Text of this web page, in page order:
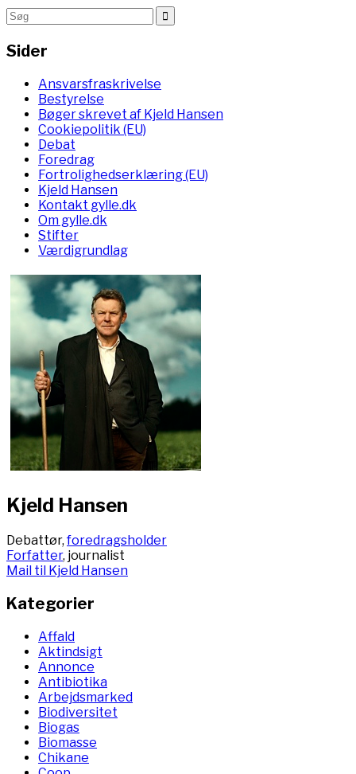
Sider
Ansvarsfraskrivelse
Bestyrelse
Bøger skrevet af Kjeld Hansen
Cookiepolitik (EU)
Debat
Foredrag
Fortrolighedserklæring (EU)
Kjeld Hansen
Kontakt gylle.dk
Om gylle.dk
Stifter
Værdigrundlag
Kjeld Hansen
Debattør,foredragsholder
Forfatter, journalist
Mail til Kjeld Hansen
Kategorier
Affald
Aktindsigt
Annonce
Antibiotika
Arbejdsmarked
Biodiversitet
Biogas
Biomasse
Chikane